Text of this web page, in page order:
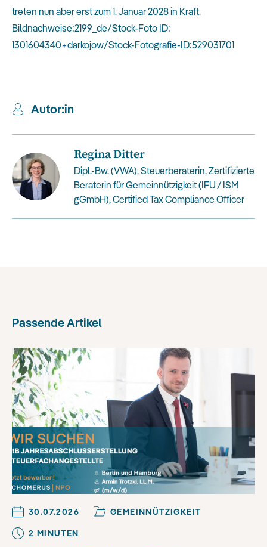
treten nun aber erst zum 1. Januar 2028 in Kraft.
Bildnachweise:2199_de/Stock-Foto ID:
1301604340+darkojow/Stock-Fotografie-ID:529031701
Autor:in
Regina Ditter
Dipl.-Bw. (VWA), Steuerberaterin, Zertifizierte
Beraterin für Gemeinnützigkeit (IFU / ISM
gGmbH), Certified Tax Compliance Officer
Passende Artikel
30.07.2026
GEMEINNÜTZIGKEIT
2 MINUTEN